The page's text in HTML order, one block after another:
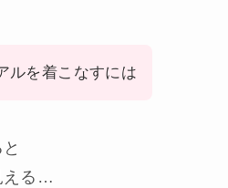
ルを着こなすには
える…